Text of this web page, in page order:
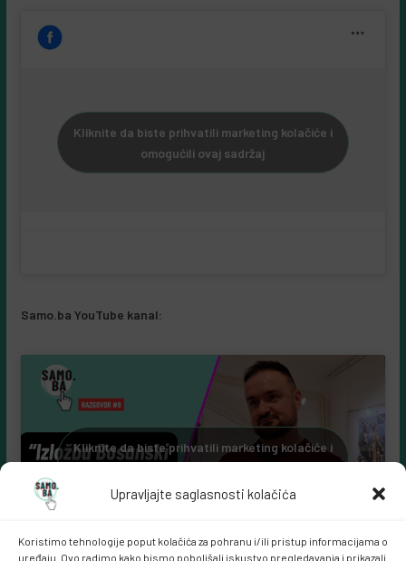
Upravljajte saglasnosti kolačića
Koristimo tehnologije poput kolačića za pohranu i/ili pristup informacijama o
uređaju. Ovo radimo kako bismo poboljšali iskustvo pregledavanja i prikazali
Kliknite da biste prihvatili marketing kolačiće i
omogućili ovaj sadržaj
Samo.ba YouTube kanal:
Kliknite da biste prihvatili marketing kolačiće i